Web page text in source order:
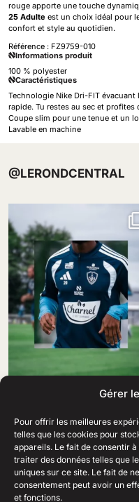
Gérer
Pour offrir les meilleures
telles que les cookies pour
appareils. Le fait de consentir
traiter des données telles que
uniques sur ce site. Le fait de
consentement peut avoir un
et fonctions.
rouge apporte une touche
25 Adulte est un choix idéal pour
confort et style au quotidien.
Référence : FZ9759-010
Informations produit
100 % polyester
Caractéristiques
Technologie Nike Dri-FIT
rapide. Tu restes au sec et profites
Coupe slim pour une tenue et un
Lavable en machine
@LERONDCENTRAL
69 Rue Amiral Romain Desfosses,
29200 Brest
02 98 41 41 99
Ouvert du lundi au samedi